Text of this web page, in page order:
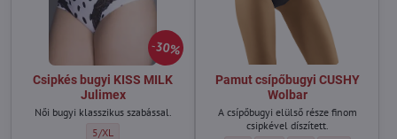
30%
Csipkés bugyi KISS MILK
Julimex
Női bugyi klasszikus szabással.
Csipkés bugyi KISS MILK Julimex - Méret:
5/XL
Pamut csípőbugyi CUSHY
Wolbar
A csípőbugyi elülső része finom
csipkével díszített.